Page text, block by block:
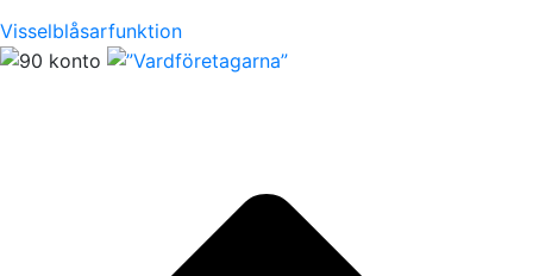
Visselblåsarfunktion